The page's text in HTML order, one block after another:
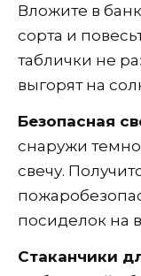
Вложите в
сорта и
таблички не
выгорят на
Безопасная
снаружи
свечу.
посиделок на
Стаканчики